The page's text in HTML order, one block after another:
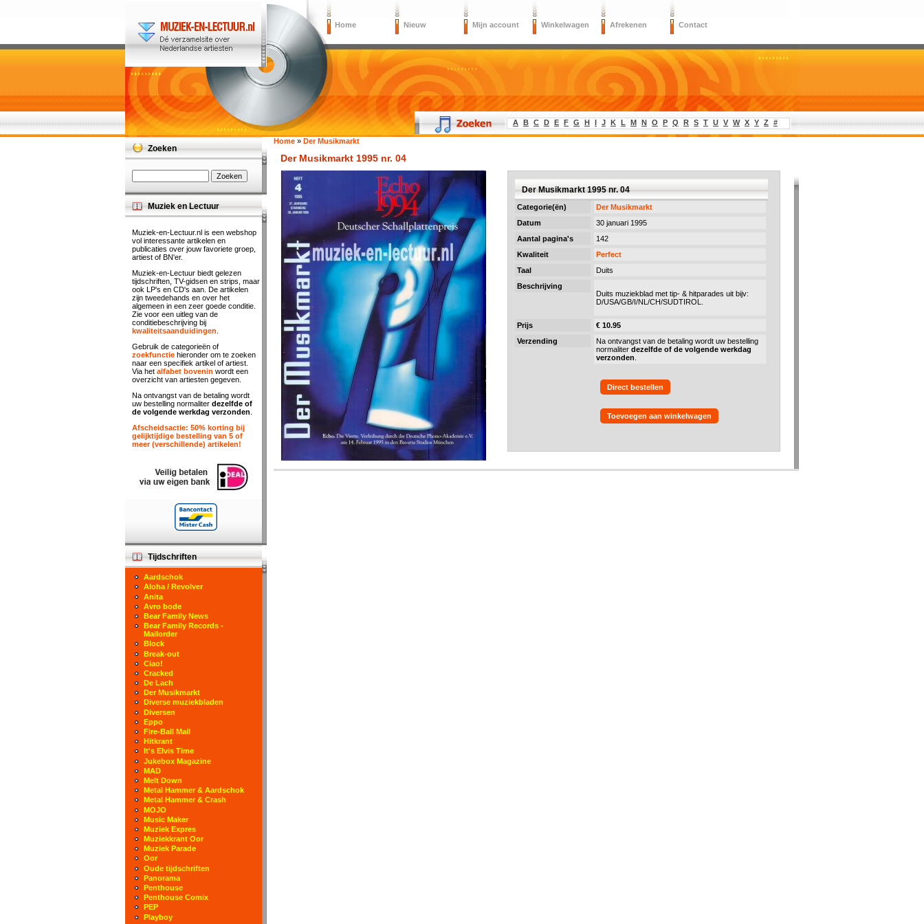
Home Nieuw Mijn account Winkelwagen Afrekenen Contact
A B C D E F G H I J K L M N O P Q R S T U V W X Y Z #
Home » Der Musikmarkt
Der Musikmarkt 1995 nr. 04
Der Musikmarkt 1995 nr. 04
Categorie(ën)
Der Musikmarkt
Datum
30 januari 1995
Aantal pagina's
142
Kwaliteit
Perfect
Taal
Duits
Beschrijving
Duits muziekblad met tip- & hitparades uit bijv:
D/USA/GB/I/NL/CH/SUDTIROL.
Prijs
€ 10.95
Verzending
Na ontvangst van de betaling wordt uw bestelling
normaliter dezelfde of de volgende werkdag
verzonden
Direct bestellen
Toevoegen aan winkelwagen
Zoeken
Muziek en Lectuur
Muziek-en-Lectuur.nl is een webshop
vol interessante artikelen en
publicaties over jouw favoriete groep,
artiest of BN'er.
Muziek-en-Lectuur biedt gelezen
tijdschriften, TV-gidsen en strips, maar
ook LP's en CD's aan. De artikelen
zijn tweedehands en over het
algemeen in een zeer goede conditie.
Zie voor een uitleg van de
conditiebeschrijving bij
kwaliteitsaanduidingen
Gebruik de categorieën of
zoekfunctie hieronder om te zoeken
naar een specifiek artikel of artiest.
Via het alfabet bovenin wordt een
overzicht van artiesten gegeven.
Na ontvangst van de betaling wordt
uw bestelling normaliter dezelfde of
de volgende werkdag verzonden
Afscheidsactie: 50% korting bij
gelijktijdige bestelling van 5 of
meer (verschillende) artikelen!
Tijdschriften
Aardschok
Aloha / Revolver
Anita
Avro bode
Bear Family News
Bear Family Records -
Mailorder
Block
Break-out
Ciao!
Cracked
De Lach
Der Musikmarkt
Diverse muziekbladen
Diversen
Eppo
Fire-Ball Mail
Hitkrant
It's Elvis Time
Jukebox Magazine
MAD
Melt Down
Metal Hammer & Aardschok
Metal Hammer & Crash
MOJO
Music Maker
Muziek Expres
Muziekkrant Oor
Muziek Parade
Oor
Oude tijdschriften
Panorama
Penthouse
Penthouse Comix
PEP
Playboy